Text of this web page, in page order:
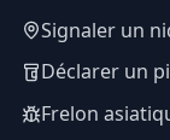
Signaler un
Déclarer un
Frelon